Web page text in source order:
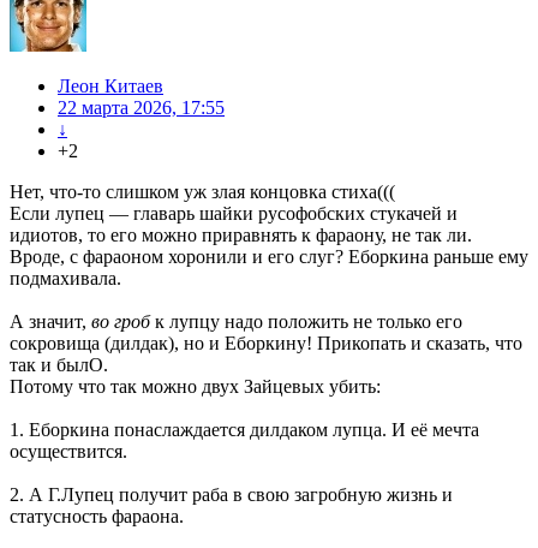
Леон Китаев
22 марта 2026, 17:55
↓
+2
Нет, что-то слишком уж злая концовка стиха(((
Если лупец — главарь шайки русофобских стукачей и
идиотов, то его можно приравнять к фараону, не так ли.
Вроде, с фараоном хоронили и его слуг? Еборкина раньше ему
подмахивала.
А значит, во гробк лупцу надо положить не только его
сокровища (дилдак), но и Еборкину! Прикопать и сказать, что
так и былО.
Потому что так можно двух Зайцевых убить:
1. Еборкина понаслаждается дилдаком лупца. И её мечта
осуществится.
2. А Г.Лупец получит раба в свою загробную жизнь и
статусность фараона.